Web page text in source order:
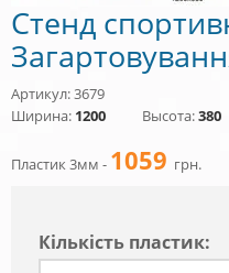
Стенд
Артикул: 3679
Ширина: 1200 Высота:380
Пластик 3мм - 1059 грн.
Кiлькiсть пластик: